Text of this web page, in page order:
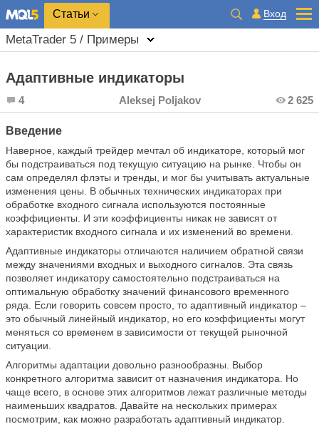
Статьи Вход
MetaTrader 5 / Примеры
Адаптивные индикаторы
4 Aleksej Poljakov 2 625
Введение
Наверное, каждый трейдер мечтал об индикаторе, который мог
бы подстраиваться под текущую ситуацию на рынке. Чтобы он
сам определял флэты и тренды, и мог бы учитывать актуальные
изменения цены. В обычных технических индикаторах при
обработке входного сигнала используются постоянные
коэффициенты. И эти коэффициенты никак не зависят от
характеристик входного сигнала и их изменений во времени.
Адаптивные индикаторы отличаются наличием обратной связи
между значениями входных и выходного сигналов. Эта связь
позволяет индикатору самостоятельно подстраиваться на
оптимальную обработку значений финансового временного
ряда. Если говорить совсем просто, то адаптивный индикатор –
это обычный линейный индикатор, но его коэффициенты могут
меняться со временем в зависимости от текущей рыночной
ситуации.
Алгоритмы адаптации довольно разнообразны. Выбор
конкретного алгоритма зависит от назначения индикатора. Но
чаще всего, в основе этих алгоритмов лежат различные методы
наименьших квадратов. Давайте на нескольких примерах
посмотрим, как можно разработать адаптивный индикатор.